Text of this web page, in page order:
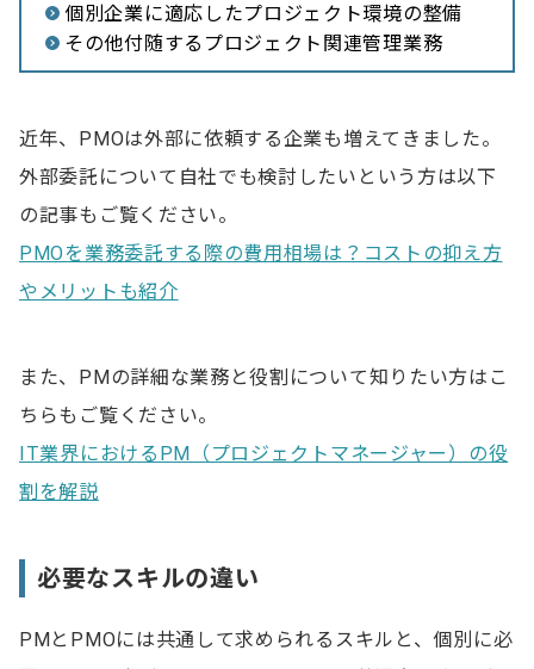
Q.PMとPMOの違いは？
Q.PMOを導入するデメリットは？
個別企業に適応したプロジェクト環境の整備
その他付随するプロジェクト関連管理業務
近年、PMOは外部に依頼する企業も増えてきました。
外部委託について自社でも検討したいという方は以下
の記事もご覧ください。
PMOを業務委託する際の費用相場は？コストの抑え方
やメリットも紹介
また、PMの詳細な業務と役割について知りたい方はこ
ちらもご覧ください。
IT業界におけるPM（プロジェクトマネージャー）の役
割を解説
必要なスキルの違い
PMとPMOには共通して求められるスキルと、個別に必